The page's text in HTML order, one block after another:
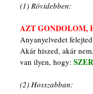
(1) Rövidebben:
AZT GONDOLOM,
Anyanyelvedet
Akár hiszed, akár nem,
van ilyen, hogy:
(2) Hosszabban: